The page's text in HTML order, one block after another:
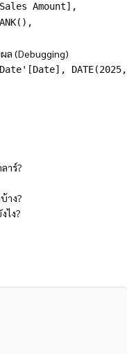
Amount],
ล (Debugging)
DATE(2025,
าร์?
าง?
ไง?